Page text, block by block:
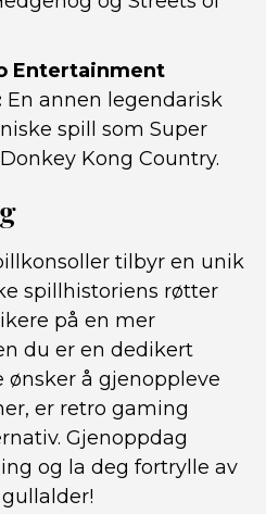
Entertainment
En annen legendarisk
spill som Super
Kong Country.
tilbyr en unik
spillhistoriens røtter
på en mer
du er en dedikert
ønsker å gjenoppleve
er retro gaming
Gjenoppdag
og la deg fortrylle av